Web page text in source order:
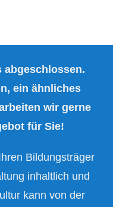
abgeschlossen.
ein ähnliches
wir gerne
für Sie!
Bildungsträger
inhaltlich und
kann von der